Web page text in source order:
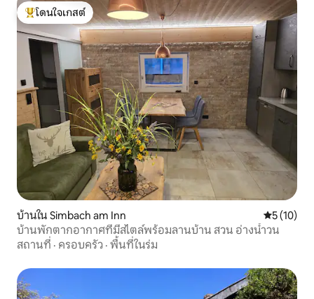
โดนใจเกสต์ที่สุด
โดนใจเกสต์
บ้านใน Simbach am Inn คะแนนเฉลี่
5 (10)
บ้านพักตากอากาศที่มีสไตล์พร้อมลานบ้าน สวน อ่างน้ำวน
สถานที่ · ครอบครัว · พื้นที่ในร่ม